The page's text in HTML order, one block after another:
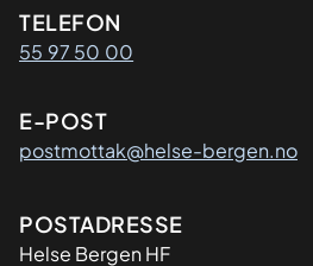
Kontaktinformasjon
TELEFON
55 97 50 00
E-POST
postmottak@helse-bergen.no
Adresse
POSTADRESSE
Helse Bergen HF